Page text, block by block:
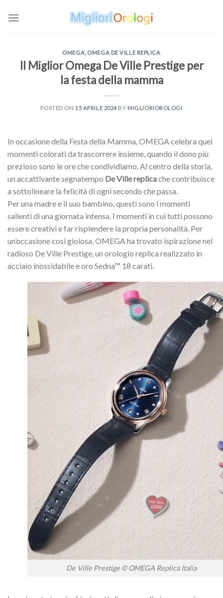
OMEGA, OMEGA DE VILLE REPLICA
Il Miglior Omega De Ville Prestige per
la festa della mamma
POSTED ON 15 APRILE 2024 BY MIGLIORIOROLOGI
In occasione della Festa della Mamma, OMEGA celebra quei
momenti colorati da trascorrere insieme, quando il dono più
prezioso sono le ore che condividiamo. Al centro della storia,
un accattivante segnatempo De Ville replicache contribuisce
a sottolineare la felicità di ogni secondo che passa.
Per una madre e il suo bambino, questi sono i momenti
salienti di una giornata intensa. I momenti in cui tutti possono
essere creativi e far risplendere la propria personalità. Per
un’occasione così gioiosa, OMEGA ha trovato ispirazione nel
radioso De Ville Prestige, un orologio replica realizzato in
acciaio inossidabile e oro Sedna™ 18 carati.
De Ville Prestige © OMEGA Replica Italia